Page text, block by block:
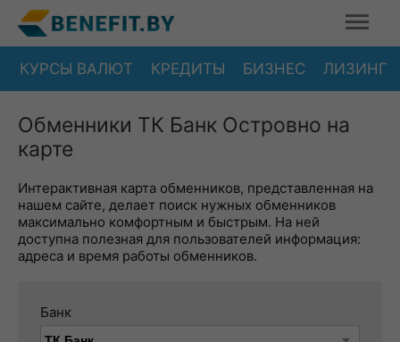
КУРСЫ ВАЛЮТ КРЕДИТЫ БИЗНЕС ЛИЗИНГ
Обменники ТК Банк Островно на
карте
Интерактивная карта обменников, представленная на
нашем сайте, делает поиск нужных обменников
максимально комфортным и быстрым. На ней
доступна полезная для пользователей информация:
адреса и время работы обменников.
Банк